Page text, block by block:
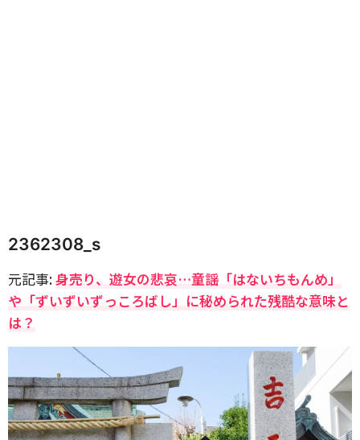
2362308_s
元記事:身売り、遊女の悲哀…童謡「はないちもんめ」
や「ずいずいずっころばし」に秘められた残酷な意味と
は？